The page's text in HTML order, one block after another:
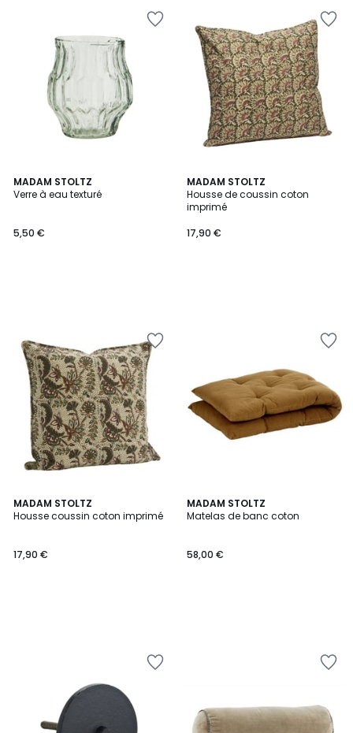
MADAM STOLTZ
Verre à eau texturé
5,50 €
MADAM STOLTZ
Housse de coussin coton
imprimé
17,90 €
MADAM STOLTZ
Housse coussin coton imprimé
17,90 €
MADAM STOLTZ
Matelas de banc coton
58,00 €